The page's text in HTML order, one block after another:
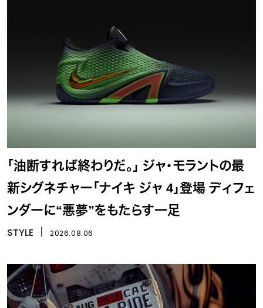
「油断すれば終わりだ。」 ジャ・モラントの最
新シグネチャー「ナイキ ジャ 4」登場 ディフェ
ンダーに“悪夢”をもたらす一足
STYLE 2026.08.06